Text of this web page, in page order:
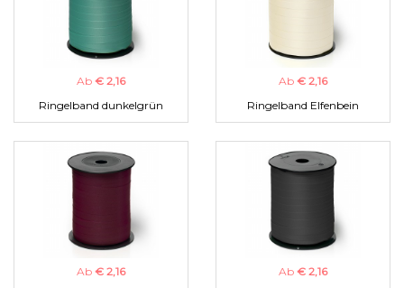
Ab € 2,16
Ringelband dunkelgrün
Ab € 2,16
Ringelband Elfenbein
Ab € 2,16
Ab € 2,16